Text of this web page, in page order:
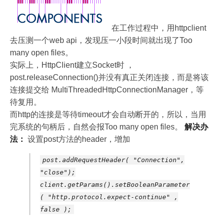
在工作过程中，用httpclient
去压测一个web api，发现压一小段时间就出现了Too
many open files。
实际上，HttpClient建立Socket时 ，
post.releaseConnection()并没有真正关闭连接，而是将该
连接提交给 MultiThreadedHttpConnectionManager，等
待复用。
而http的连接是等待timeout才会自动断开的，所以，当用
完系统的句柄后，自然会报Too many open files。 解决办
法： 设置post方法的header，增加
post.addRequestHeader( "Connection",
"close");
client.getParams().setBooleanParameter
( "http.protocol.expect-continue" ,
false );